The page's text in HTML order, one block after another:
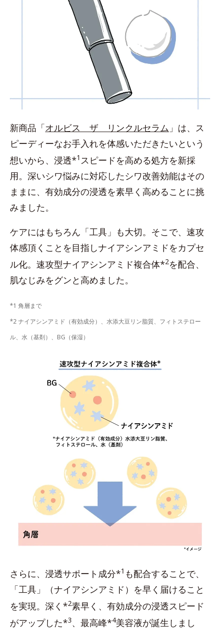
新商品「オルビス ザ リンクルセラム 」は、ス
ピーディーなお手入れを体感いただきたいという
想いから、浸透*1 スピードを高める処方を新採
用。深いシワ悩みに対応したシワ改善効能はその
ままに、有効成分の浸透を素早く高めることに挑
みました。
ケアにはもちろん「工具」も大切。そこで、速攻
体感頂くことを目指しナイアシンアミドをカプセ
ル化。速攻型ナイアシンアミド複合体*2を配合、
肌なじみをグンと高めました。
*1 角層まで
*2 ナイアシンアミド（有効成分）、水添大豆リン脂質、フィトステロー
ル、水（基剤）、BG（保湿）
さらに、浸透サポート成分*1 も配合することで、
「工具」（ナイアシンアミド）を早く届けること
を実現。深く*2素早く、有効成分の浸透スピード
がアップした*3、最高峰*4美容液が誕生しまし